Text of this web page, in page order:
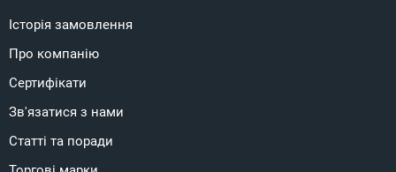
Історія замовлення
Про компанію
Сертифікати
Зв'язатися з нами
Статті та поради